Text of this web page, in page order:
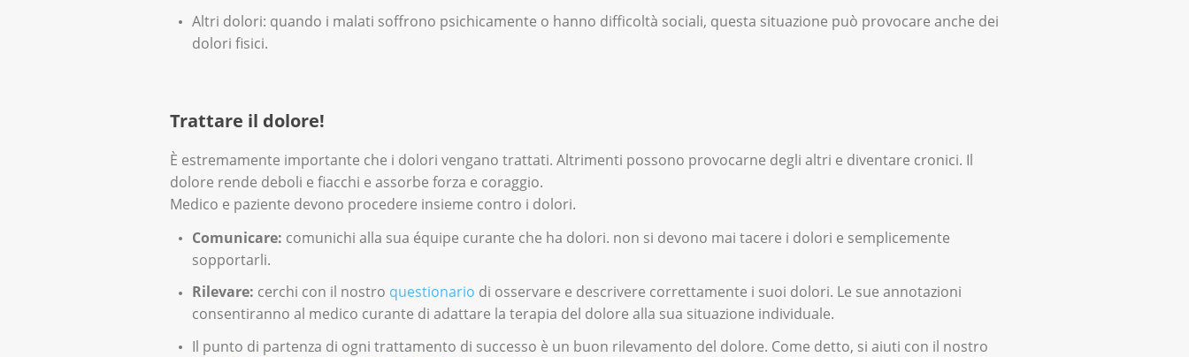
Altri dolori: quando i malati soffrono psichicamente o hanno difficoltà sociali, questa situazione può provocare anche dei
dolori fisici.
Trattare il dolore!
È estremamente importante che i dolori vengano trattati. Altrimenti possono provocarne degli altri e diventare cronici. Il
dolore rende deboli e fiacchi e assorbe forza e coraggio.
Medico e paziente devono procedere insieme contro i dolori.
Comunicare: comunichi alla sua équipe curante che ha dolori. non si devono mai tacere i dolori e semplicemente
sopportarli.
Rilevare: cerchi con il nostro questionario di osservare e descrivere correttamente i suoi dolori. Le sue annotazioni
consentiranno al medico curante di adattare la terapia del dolore alla sua situazione individuale.
Il punto di partenza di ogni trattamento di successo è un buon rilevamento del dolore. Come detto, si aiuti con il nostro